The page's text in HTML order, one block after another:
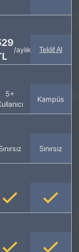
/aylık Teklif Al
5+
Kampüs
Sınırsız